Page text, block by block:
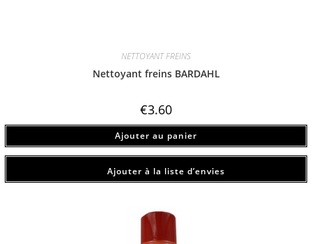
NETTOYANT FREINS
Nettoyant freins BARDAHL
€3.60
Ajouter au panier
Ajouter à la liste d’envies